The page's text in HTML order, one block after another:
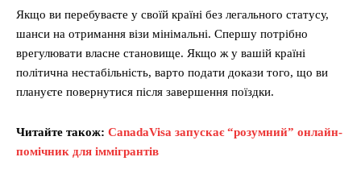
Якщо ви перебуваєте у своїй країні без легального статусу,
шанси на отримання візи мінімальні. Спершу потрібно
врегулювати власне становище. Якщо ж у вашій країні
політична нестабільність, варто подати докази того, що ви
плануєте повернутися після завершення поїздки.
Читайте також: CanadaVisa запускає “розумний” онлайн-
помічник для іммігрантів